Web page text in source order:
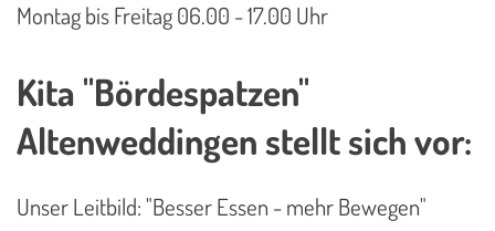
Montag bis Freitag 06.00 - 17.00 Uhr
Kita "Bördespatzen"
Altenweddingen stellt sich vor:
Unser Leitbild: "Besser Essen - mehr Bewegen"